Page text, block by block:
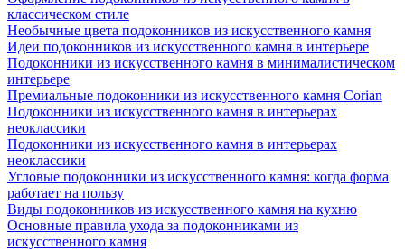
классическом стиле
Необычные цвета подоконников из искусственного камня
Идеи подоконников из искусственного камня в интерьере
Подоконники из искусственного камня в минималистическом
интерьере
Премиальные подоконники из искусственного камня Corian
Подоконники из искусственного камня в интерьерах
неоклассики
Подоконники из искусственного камня в интерьерах
неоклассики
Угловые подоконники из искусственного камня: когда форма
работает на пользу
Виды подоконников из искусственного камня на кухню
Основные правила ухода за подоконниками из
искусственного камня